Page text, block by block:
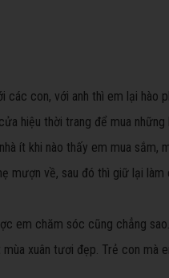
các con, với anh thì em lại hào
hiệu thời trang để mua
ít khi nào thấy em mua sắm,
mượn về, sau đó thì giữ lại làm
em chăm sóc cũng chẳng
xuân tươi đẹp. Trẻ con mà